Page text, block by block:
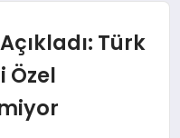
Türk
Özel